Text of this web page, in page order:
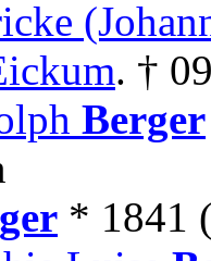
. †
Berger
* 1841